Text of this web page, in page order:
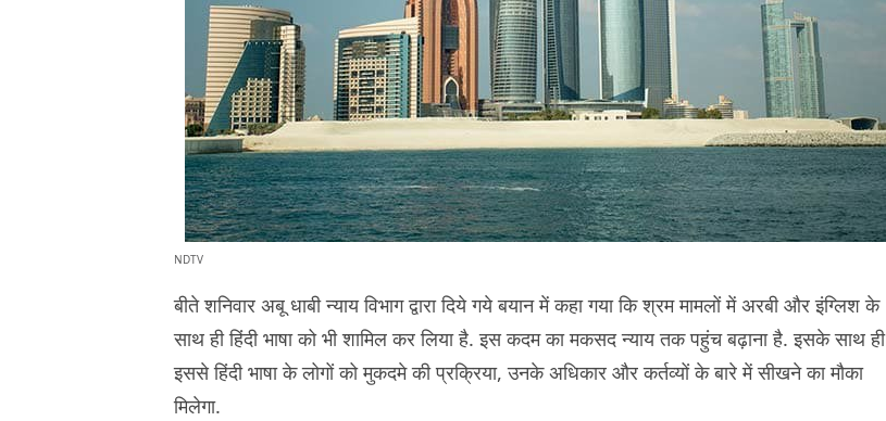
NDTV
बीते शनिवार अबू धाबी न्याय विभाग द्वारा दिये गये बयान में कहा गया कि श्रम मामलों में अरबी और इंग्लिश के
साथ ही हिंदी भाषा को भी शामिल कर लिया है. इस कदम का मकसद न्याय तक पहुंच बढ़ाना है. इसके साथ ही
इससे हिंदी भाषा के लोगों को मुकदमे की प्रक्रिया, उनके अधिकार और कर्तव्यों के बारे में सीखने का मौका
मिलेगा.